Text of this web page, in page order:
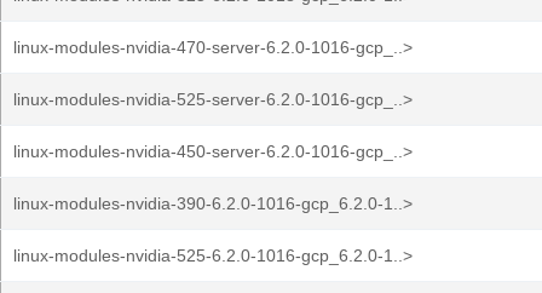
linux-modules-nvidia-470-server-6.2.0-1016-gcp_..>
linux-modules-nvidia-525-server-6.2.0-1016-gcp_..>
linux-modules-nvidia-450-server-6.2.0-1016-gcp_..>
linux-modules-nvidia-390-6.2.0-1016-gcp_6.2.0-1..>
linux-modules-nvidia-525-6.2.0-1016-gcp_6.2.0-1..>